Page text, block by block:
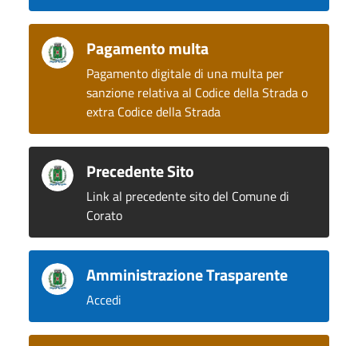
Pagamento multa
Pagamento digitale di una multa per
sanzione relativa al Codice della Strada o
extra Codice della Strada
Precedente Sito
Link al precedente sito del Comune di
Corato
Amministrazione Trasparente
Accedi